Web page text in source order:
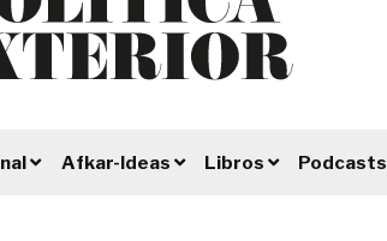
Afkar-Ideas Libros Podcasts